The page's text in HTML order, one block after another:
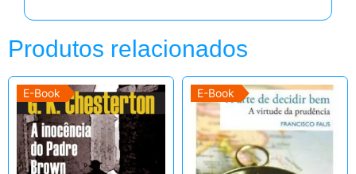
Produtos relacionados
E-Book E-Book